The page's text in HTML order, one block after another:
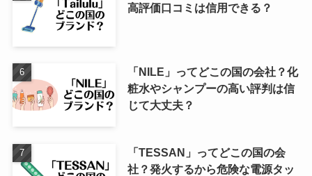
高評価口コミは信用できる？
「NILE」ってどこの国の会社？化
粧水やシャンプーの高い評判は信
じて大丈夫？
「TESSAN」ってどこの国の会
社？発火するから危険な電源タッ